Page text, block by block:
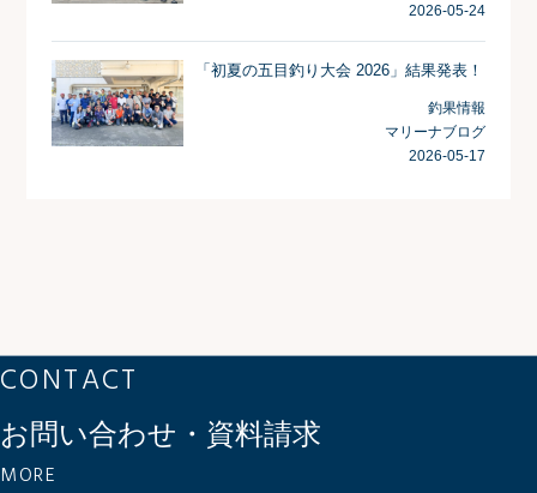
2026-05-24
「初夏の五目釣り大会 2026」結果発表！
釣果情報
マリーナブログ
2026-05-17
CONTACT
お問い合わせ・資料請求
MORE